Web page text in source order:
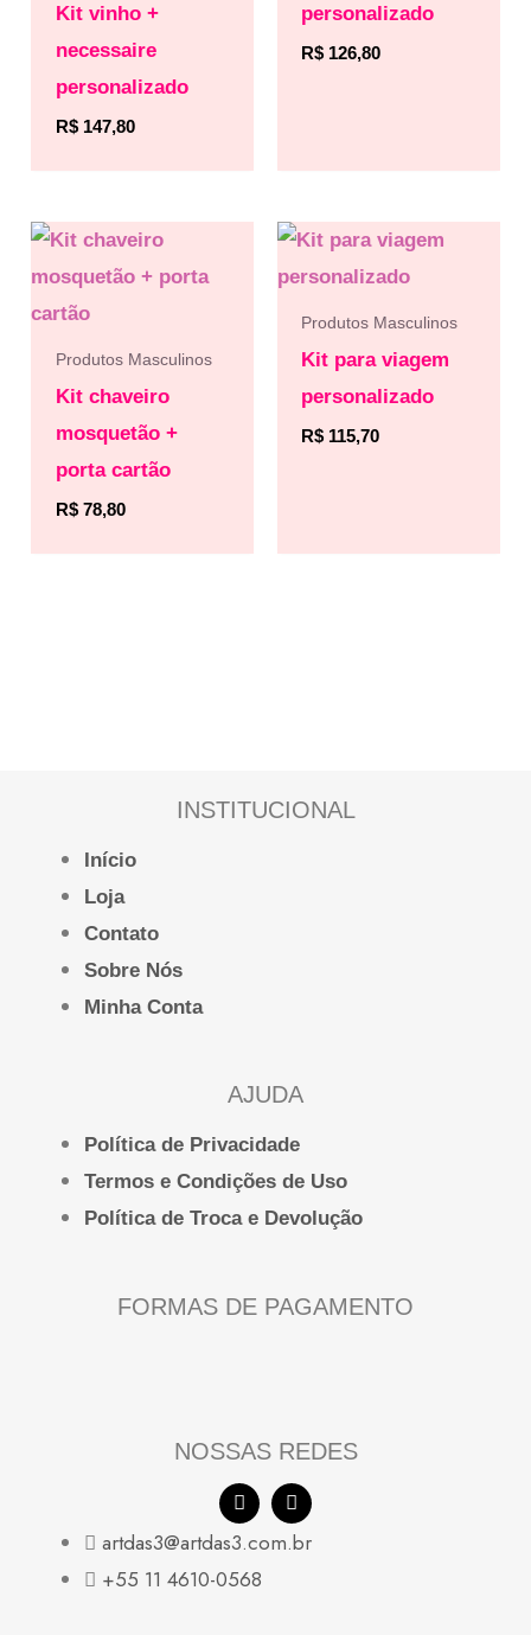
Kit vinho +
necessaire
personalizado
R$147,80
personalizado
R$ 126,80
Produtos Masculinos
Kit chaveiro
mosquetão +
porta cartão
R$78,80
Produtos Masculinos
Kit para viagem
personalizado
R$ 115,70
INSTITUCIONAL
Início
Loja
Contato
Sobre Nós
Minha Conta
AJUDA
Política de Privacidade
Termos e Condições de Uso
Política de Troca e Devolução
FORMAS DE PAGAMENTO
NOSSAS REDES
F
a
c
e
b
o
I
n
s
t
artdas3@artdas3.com.br
+55 11 4610-0568